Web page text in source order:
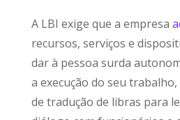
A LBI exige que a empresa
recursos, serviços e
dar à pessoa surda
a execução do seu
de tradução de libras para